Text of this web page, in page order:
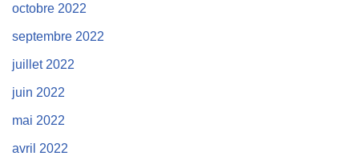
octobre 2022
septembre 2022
juillet 2022
juin 2022
mai 2022
avril 2022